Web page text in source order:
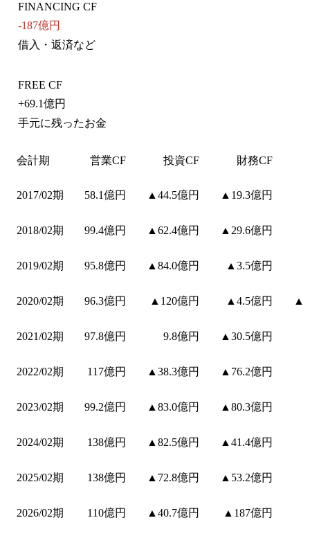
FINANCING CF
-187億円
借入・返済など
FREE CF
+69.1億円
手元に残ったお金
会計期 営業CF 投資CF 財務CF
2017/02期 58.1億円 ▲44.5億円 ▲19.3億円
2018/02期 99.4億円 ▲62.4億円 ▲29.6億円
2019/02期 95.8億円 ▲84.0億円 ▲3.5億円
2020/02期 96.3億円 ▲120億円 ▲4.5億円
2021/02期 97.8億円 9.8億円 ▲30.5億円
2022/02期 117億円 ▲38.3億円 ▲76.2億円
2023/02期 99.2億円 ▲83.0億円 ▲80.3億円
2024/02期 138億円 ▲82.5億円 ▲41.4億円
2025/02期 138億円 ▲72.8億円 ▲53.2億円
2026/02期 110億円 ▲40.7億円 ▲187億円